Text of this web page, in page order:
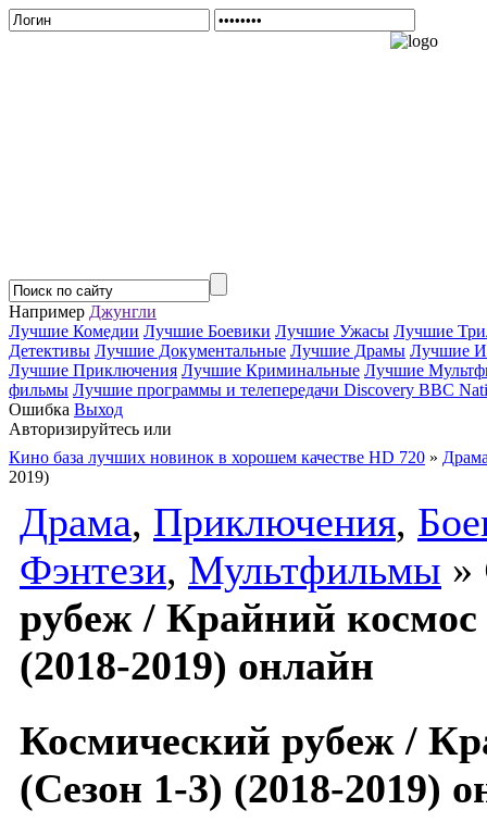
Например Джунгли
Лучшие Комедии Лучшие Боевики Лучшие Ужасы Лучшие
Детективы Лучшие Документальные Лучшие Драмы Лучшие
Лучшие Приключения Лучшие Криминальные Лучшие
фильмы Лучшие программы и телепередачи Discovery BBC
Ошибка Выход
Авторизируйтесь или
Зарегистрируйтесь...
Кино база лучших новинок в хорошем качестве HD 720 »
2019)
Драма, Приключения,
Фэнтези, Мультфильмы »
рубеж / Крайний космос
(2018-2019) онлайн
Космический рубеж /
(Сезон 1-3) (2018-2019)